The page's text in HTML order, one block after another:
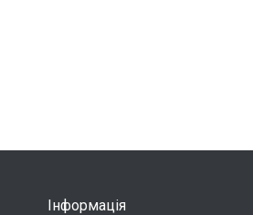
Інформація